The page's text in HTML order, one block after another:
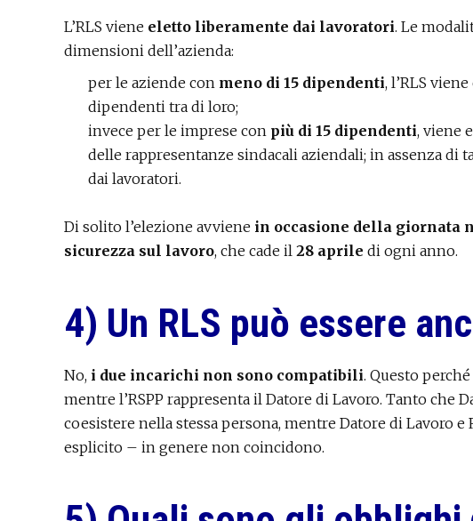
L’RLS viene eletto liberamente dai lavoratori. Le
dimensioni dell’azienda:
per le aziende con meno di 15 dipendenti, l’RLS
dipendenti tra di loro;
invece per le imprese con più di 15 dipendenti, viene
delle rappresentanze sindacali aziendali; in assenza di
dai lavoratori.
Di solito l’elezione avviene in occasione della giornata
sicurezza sul lavoro, che cade il 28 aprile di ogni anno.
4) Un RLS può essere
No, i due incarichi non sono compatibili. Questo
mentre l’RSPP rappresenta il Datore di Lavoro. Tanto che
coesistere nella stessa persona, mentre Datore di Lavoro e
esplicito – in genere non coincidono.